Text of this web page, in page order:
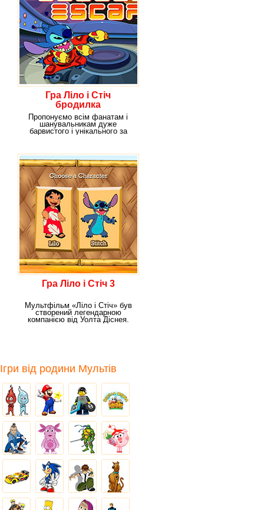
Гра Ліло і Стіч
бродилка
Пропонуємо всім фанатам і
шанувальникам дуже
барвистого і унікального за
Гра Ліло і Стіч 3
Мультфільм «Ліло і Стіч» був
створений легендарною
компанією від Уолта Діснея.
Ігри від родини Мультів